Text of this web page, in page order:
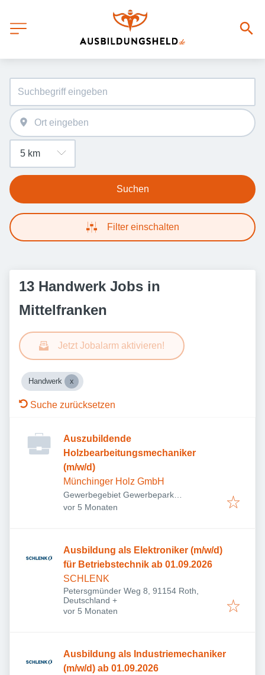
Suchen
Filter einschalten
13 Handwerk Jobs in
Mittelfranken
Jetzt Jobalarm aktivieren!
Handwerk
Suche zurücksetzen
Auszubildende
Holzbearbeitungsmechaniker
(m/w/d)
Münchinger Holz GmbH
Gewerbegebiet Gewerbepark
Wiedersbach, Gewerbepark 1, 91578
Veröffentlicht:
vor 5 Monaten
Ausbildung als Elektroniker (m/w/d)
für Betriebstechnik ab 01.09.2026
SCHLENK
Petersgmünder Weg 8, 91154 Roth,
Deutschland +
Veröffentlicht:
vor 5 Monaten
Ausbildung als Industriemechaniker
(m/w/d) ab 01.09.2026